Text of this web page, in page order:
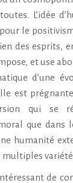
L’idée
le
des esprits,
et use
d’une
est
qui se
que dans
humanité
multiples
de